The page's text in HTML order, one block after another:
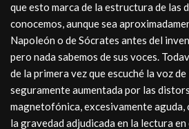
que esto marca de la estructura de las
conocemos, aunque sea
Napoleón o de Sócrates antes del
pero nada sabemos de sus voces.
de la primera vez que escuché la voz
seguramente aumentada por las
magnetofónica, excesivamente
la gravedad adjudicada en la lectura